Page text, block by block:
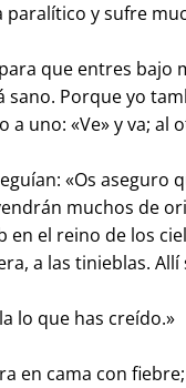
paralítico y sufre
que entres bajo
sano. Porque yo
uno: «Ve» y va; al
«Os aseguro
muchos de
en el reino de los
a las tinieblas. Allí
lo que has creído.»
en cama con